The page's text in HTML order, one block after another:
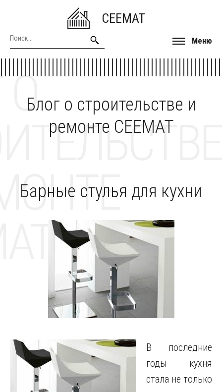
CEEMAT
Меню
Блог о строительстве и
ремонте CEEMAT
О
Барные стулья для кухни
В последние
годы кухня
стала не только